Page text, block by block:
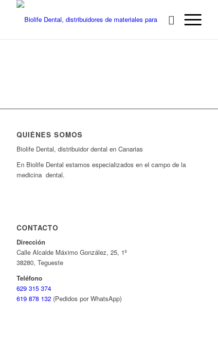
QUIÉNES SOMOS
Biolife Dental, distribuidor dental en Canarias
En Biolife Dental estamos especializados en el campo de la
medicina dental.
CONTACTO
Dirección
Calle Alcalde Máximo González, 25, 1º
38280, Tegueste
Teléfono
629 315 374
619 878 132(Pedidos por WhatsApp)